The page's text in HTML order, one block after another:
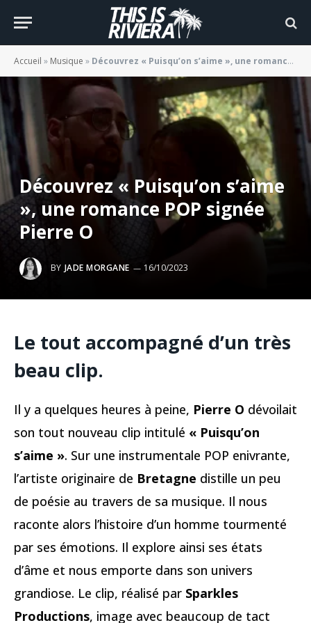
Accueil » Musique » Découvrez « Puisqu’on s’aime », une romance POP signée Pierre O
Découvrez « Puisqu’on s’aime
», une romance POP signée
Pierre O
BY JADE MORGANE 16/10/2023
Le tout accompagné d’un très
beau clip.
Il y a quelques heures à peine, Pierre O dévoilait
son tout nouveau clip intitulé « Puisqu’on
s’aime ». Sur une instrumentale POP enivrante,
l’artiste originaire de Bretagne distille un peu
de poésie au travers de sa musique. Il nous
raconte alors l’histoire d’un homme tourmenté
par ses émotions. Il explore ainsi ses états
d’âme et nous emporte dans son univers
grandiose. Le clip, réalisé par Sparkles
Productions, image avec beaucoup de tact